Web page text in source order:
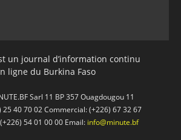
un journal d’information continu
ligne du Burkina Faso
Sarl 11 BP 357 Ouagdougou 11
25 40 70 02 Commercial: (+226) 67 32 67
54 01 00 00 Email: info@minute.bf